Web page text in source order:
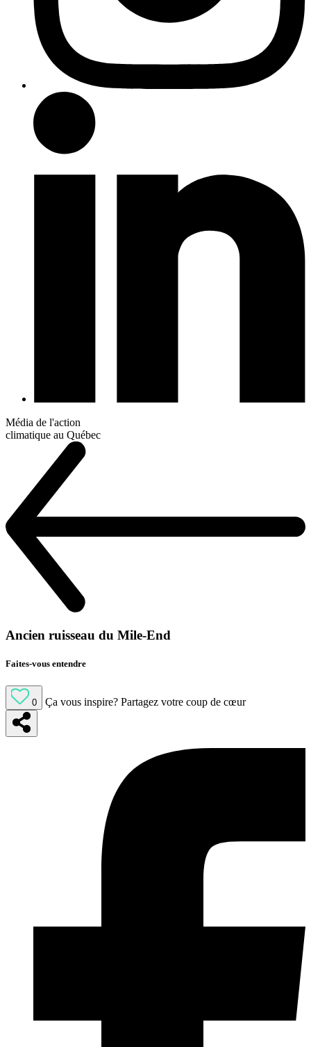
Média de l'action
climatique au Québec
Ancien ruisseau du Mile-End
Faites-vous entendre
0 Ça vous inspire? Partagez votre coup de cœur